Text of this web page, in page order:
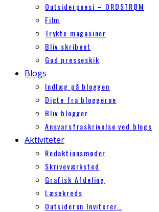
Outsiderpoesi – ORDSTRØM
Film
Trykte magasiner
Bliv skribent
God presseskik
Blogs
Indlæg på bloggen
Digte fra bloggerne
Bliv blogger
Ansvarsfraskrivelse ved blogs
Aktiviteter
Redaktionsmøder
Skriveværksted
Grafisk Afdeling
Læsekreds
Outsideren Inviterer…